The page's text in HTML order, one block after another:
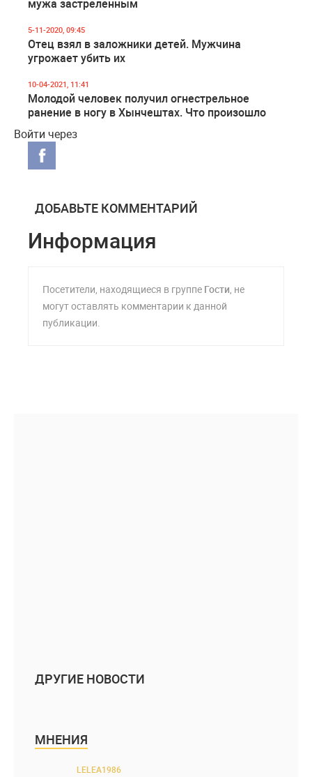
мужа застреленным
5-11-2020, 09:45
Отец взял в заложники детей. Мужчина
угрожает убить их
10-04-2021, 11:41
Молодой человек получил огнестрельное
ранение в ногу в Хынчештах. Что произошло
Войти через
ДОБАВЬТЕ КОММЕНТАРИЙ
Информация
Посетители, находящиеся в группе Гости, не
могут оставлять комментарии к данной
публикации.
ДРУГИЕ НОВОСТИ
МНЕНИЯ
LELEA1986